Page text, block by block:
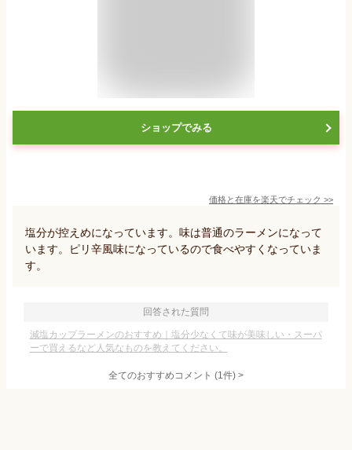
ショップでみる
価格と在庫を楽天でチェック >>
塩分が控えめになっています。味は普通のラーメンになって
います。ピリ辛風味になっているので食べやすくなっていま
す。
回答された質問
減塩カップラーメンのおすすめ｜塩分少なくて味が美味しい・スーパ
ーで買えるなど人気なものを教えてください。
全てのおすすめコメント (1件) >